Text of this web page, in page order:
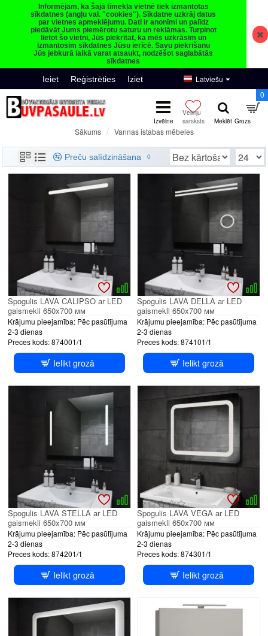
Informējam, ka šajā tīmekļa vietnē tiek izmantotas
sīkdatnes (angļu val. "cookies"). Sīkdatne uzkrāj datus
par vietnes apmeklējumu. Dati ir anonīmi un palīdz
piedāvāt Jums piemērotu saturu un reklāmas. Turpinot
lietot šo vietni, Jūs piekrītat, ka mēs uzkrāsim un
izmantosim sīkdatnes Jūsu ierīcē. Savu piekrišanu
Jūs jebkurā laikā varat atsaukt, nodzēšot saglabātās
sīkdatnes
Ieiet Reģistrēties Iziet Latviešu
0
Sākums Vannas istabas mēbeles
Preču salīdzināšana
0
Krājumu pieejamība: Pēc pasūtījuma
2-3 dienas
Preces kods:874001/1
Spogulis LAVA CALIPSO ar LED
gaismekli 650x700 мм
Ielikt grozā
Krājumu pieejamība: Pēc pasūtījuma
2-3 dienas
Preces kods:874101/1
Spogulis LAVA DELLA ar LED
gaismekli 650x700 мм
Ielikt grozā
Krājumu pieejamība: Pēc pasūtījuma
2-3 dienas
Preces kods:874201/1
Spogulis LAVA STELLA ar LED
gaismekli 650x700 мм
Ielikt grozā
Krājumu pieejamība: Pēc pasūtījuma
2-3 dienas
Preces kods:874301/1
Spogulis LAVA VEGA ar LED
gaismekli 650x700 мм
Ielikt grozā